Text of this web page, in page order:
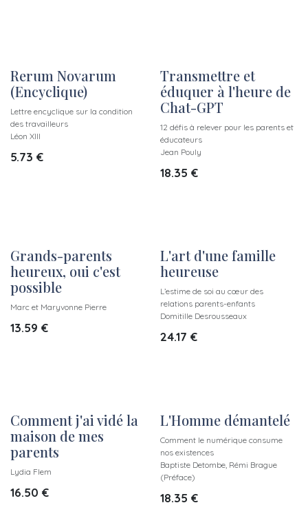
Rerum Novarum
(Encyclique)
Lettre encyclique sur la condition
des travailleurs
Léon XIII
5.73 €
Transmettre et
éduquer à l'heure de
Chat-GPT
12 défis à relever pour les parents et
éducateurs
Jean Pouly
18.35 €
Grands-parents
heureux, oui c'est
possible
Marc et Maryvonne Pierre
13.59 €
L'art d'une famille
heureuse
L’estime de soi au cœur des
relations parents-enfants
Domitille Desrousseaux
24.17 €
Comment j'ai vidé la
maison de mes
parents
Lydia Flem
16.50 €
L'Homme démantelé
Comment le numérique consume
nos existences
Baptiste Detombe, Rémi Brague
(Préface)
18.35 €